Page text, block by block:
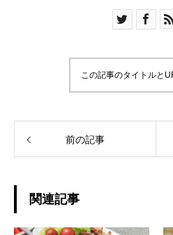
この記事のタイトルと
前の記事
関連記事